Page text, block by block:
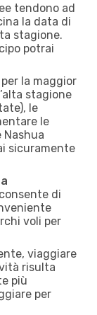
tendono ad
la data di
stagione.
potrai
per la maggior
stagione
le
le
sicuramente
di
voli per
viaggiare
risulta
più
per